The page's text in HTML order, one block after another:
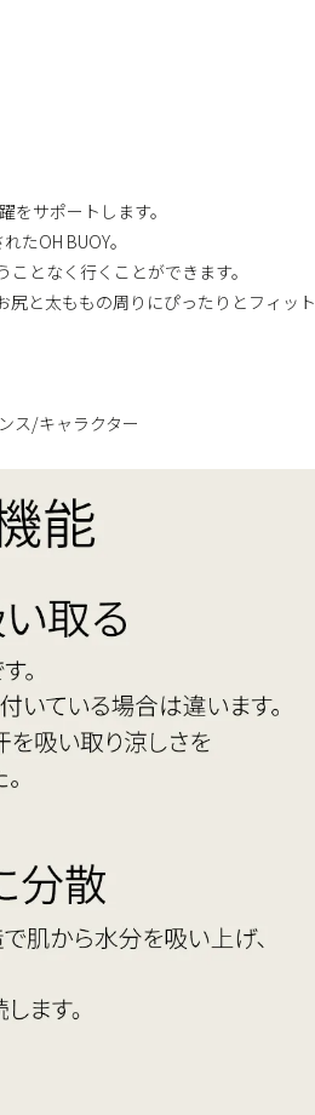
をサポートします。
たOH BUOY。
となく行くことができます。
尻と太ももの周りにぴったりとフィット
ス/キャラクター